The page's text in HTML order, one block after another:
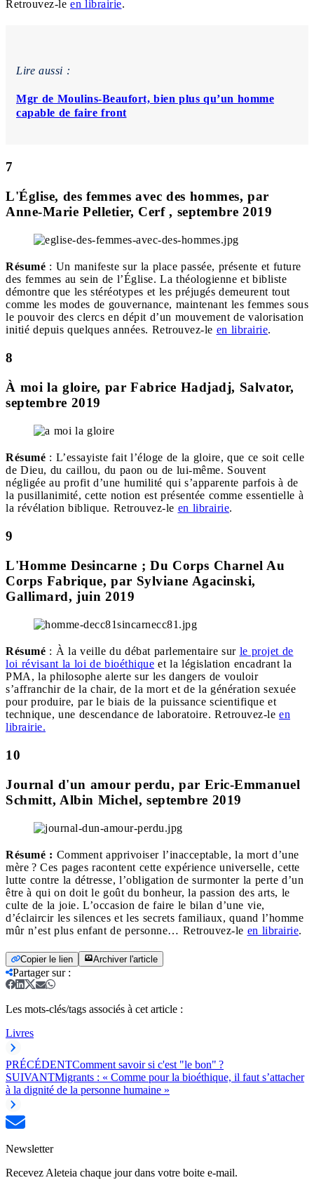
Retrouvez-le en librairie.
Lire aussi :
Mgr de Moulins-Beaufort, bien plus qu’un homme
capable de faire front
7
L'Église, des femmes avec des hommes, par
Anne-Marie Pelletier, Cerf , septembre 2019
Résumé : Un manifeste sur la place passée, présente et future
des femmes au sein de l’Église. La théologienne et bibliste
démontre que les stéréotypes et les préjugés demeurent tout
comme les modes de gouvernance, maintenant les femmes sous
le pouvoir des clercs en dépit d’un mouvement de valorisation
initié depuis quelques années. Retrouvez-le en librairie.
8
À moi la gloire, par Fabrice Hadjadj, Salvator,
septembre 2019
Résumé : L’essayiste fait l’éloge de la gloire, que ce soit celle
de Dieu, du caillou, du paon ou de lui-même. Souvent
négligée au profit d’une humilité qui s’apparente parfois à de
la pusillanimité, cette notion est présentée comme essentielle à
la révélation biblique. Retrouvez-le en librairie.
9
L'Homme Desincarne ; Du Corps Charnel Au
Corps Fabrique, par Sylviane Agacinski,
Gallimard, juin 2019
Résumé : À la veille du débat parlementaire sur le projet de
loi révisant la loi de bioéthique et la législation encadrant la
PMA, la philosophe alerte sur les dangers de vouloir
s’affranchir de la chair, de la mort et de la génération sexuée
pour produire, par le biais de la puissance scientifique et
technique, une descendance de laboratoire. Retrouvez-le en
librairie.
10
Journal d'un amour perdu, par Eric-Emmanuel
Schmitt, Albin Michel, septembre 2019
Résumé : Comment apprivoiser l’inacceptable, la mort d’une
mère ? Ces pages racontent cette expérience universelle, cette
lutte contre la détresse, l’obligation de surmonter la perte d’un
être à qui on doit le goût du bonheur, la passion des arts, le
culte de la joie. L’occasion de faire le bilan d’une vie,
d’éclaircir les silences et les secrets familiaux, quand l’homme
mûr n’est plus enfant de personne… Retrouvez-le en librairie.
Copier le lien Archiver l'article
Partager sur:
Les mots-clés/tags associés à cet article :
Livres
PRÉCÉDENTComment savoir si c'est "le bon" ?
SUIVANTMigrants : « Comme pour la bioéthique, il faut s’attacher
à la dignité de la personne humaine »
Newsletter
Recevez Aleteia chaque jour dans votre boite e-mail.